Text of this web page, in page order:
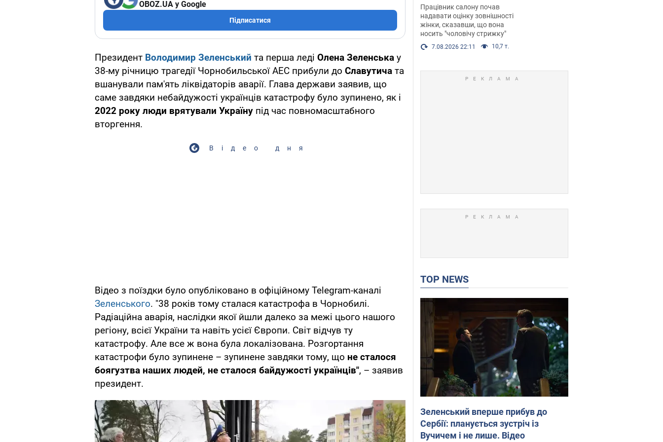
OBOZ.UA у Google
Підписатися
Президент Володимир Зеленський та перша леді Олена Зеленська у
38-му річницю трагедії Чорнобильської АЕС прибули до Славутича та
вшанували пам'ять ліквідаторів аварії. Глава держави заявив, що
саме завдяки небайдужості українців катастрофу було зупинено, як і
2022 року люди врятували Україну під час повномасштабного
вторгення.
Відео дня
Відео з поїздки було опубліковано в офіційному Telegram-каналі
Зеленського. "38 років тому сталася катастрофа в Чорнобилі.
Радіаційна аварія, наслідки якої йшли далеко за межі цього нашого
регіону, всієї України та навіть усієї Європи. Світ відчув ту
катастрофу. Але все ж вона була локалізована. Розгортання
катастрофи було зупинене – зупинене завдяки тому, що не сталося
боягузтва наших людей, не сталося байдужості українців", – заявив
президент.
після хімієтерапії,
розгорівся скандал.
Фото
Працівник салону почав
надавати оцінку зовнішності
жінки, сказавши, що вона
носить "чоловічу стрижку"
7.08.2026 22:11 10,7 т.
TOP NEWS
Зеленський вперше прибув до
Сербії: планується зустріч із
Вучичем і не лише. Відео